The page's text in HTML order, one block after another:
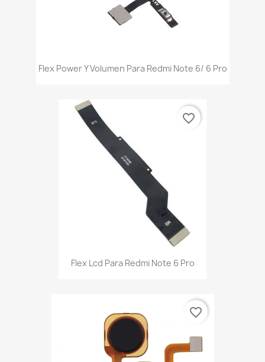
Flex Power Y Volumen Para Redmi Note 6/ 6 Pro
Flex Lcd Para Redmi Note 6 Pro
favorite_border
favorite_border